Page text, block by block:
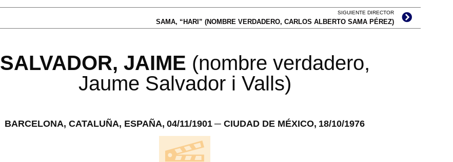
SIGUIENTE DIRECTOR
SAMA, “HARI” (NOMBRE VERDADERO, CARLOS ALBERTO SAMA PÉREZ)
SALVADOR, JAIME (nombre verdadero,
Jaume Salvador i Valls)
BARCELONA, CATALUÑA, ESPAÑA, 04/11/1901 ─ CIUDAD DE MÉXICO, 18/10/1976